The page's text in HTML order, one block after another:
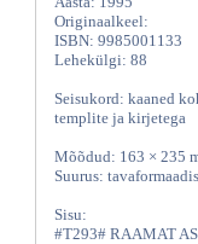
Originaalkeel:
ISBN: 9985001133
Lehekülgi: 88
Seisukord: kaaned
templite ja kirjetega
Mõõdud: 163 × 235
Suurus:
Sisu:
#T293# RAAMAT